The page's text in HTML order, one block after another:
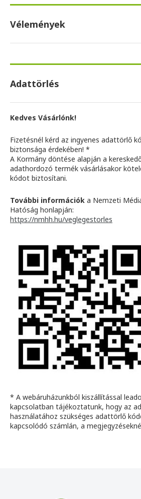
Vélemények
Adattörlés
Kedves Vásárlónk!
Fizetésnél kérd az ingyenes adattörlő
biztonsága érdekében! *
A Kormány döntése alapján a
adathordozó termék vásárlásakor
kódot biztosítani.
További információk a Nemzeti
Hatóság honlapján:
https://nmhh.hu/veglegestorles
* A webáruházunkból kiszállítással
kapcsolatban tájékoztatunk, hogy az
használatához szükséges adattörlő
kapcsolódó számlán, a